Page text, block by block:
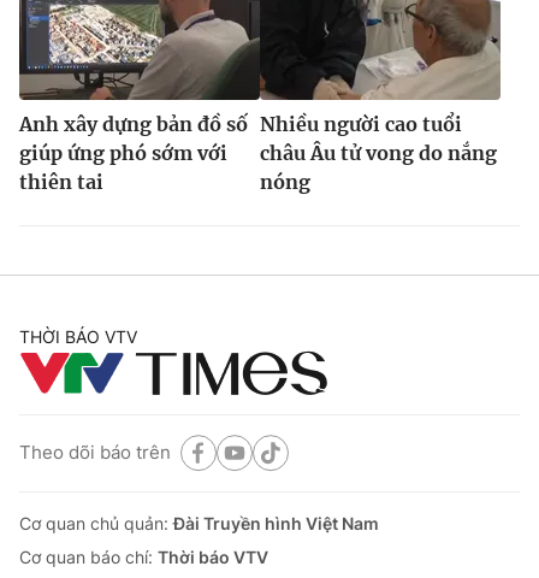
Anh xây dựng bản đồ số
giúp ứng phó sớm với
thiên tai
Nhiều người cao tuổi
châu Âu tử vong do nắng
nóng
THỜI BÁO VTV
Theo dõi báo trên
Cơ quan chủ quản:Đài Truyền hình Việt Nam
Cơ quan báo chí: Thời báo VTV